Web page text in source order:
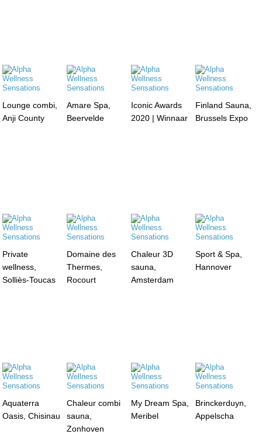
Lounge combi,
Anji County
Amare Spa,
Beervelde
Iconic Awards
2020 | Winnaar
Finland Sauna,
Brussels Expo
Private
wellness,
Solliès-Toucas
Domaine des
Thermes,
Rocourt
Chaleur 3D
sauna,
Amsterdam
Sport & Spa,
Hannover
Aquaterra
Oasis, Chisinau
Chaleur combi
sauna,
Zonhoven
My Dream Spa,
Meribel
Brinckerduyn,
Appelscha